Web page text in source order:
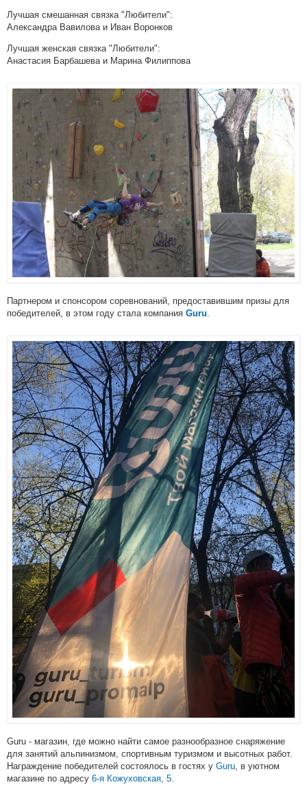
Лучшая смешанная связка "Любители":
Александра Вавилова и Иван Воронков
Лучшая женская связка "Любители":
Анастасия Барбашева и Марина Филиппова
Партнером и спонсором соревнований, предоставившим призы для
победителей, в этом году стала компания Guru.
Guru - магазин, где можно найти самое разнообразное снаряжение
для занятий альпинизмом, спортивным туризмом и высотных работ.
Награждение победителей состоялось в гостях у Guru, в уютном
магазине по адресу 6-я Кожуховская, 5.